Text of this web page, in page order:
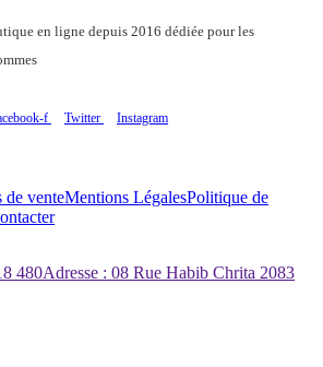
en ligne depuis 2016 dédiée pour les
f Twitter Instagram
de venteMentions LégalesPolitique de
480Adresse : 08 Rue Habib Chrita 2083